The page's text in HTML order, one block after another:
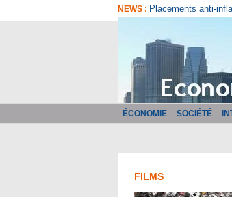
NEWS : Placements anti-
ÉCONOMIE SOCIÉTÉ
FILMS